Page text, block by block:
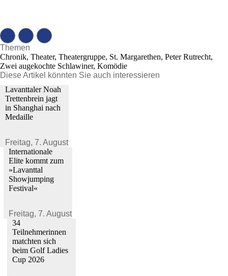
Themen
Chronik, Theater, Theatergruppe, St. Margarethen, Peter Rutrecht,
Zwei augekochte Schlawiner, Komödie
Diese Artikel könnten Sie auch interessieren
Lavanttaler Noah
Trettenbrein jagt
in Shanghai nach
Medaille
Freitag, 7. August 2026
Internationale
Elite kommt zum
»Lavanttal
Showjumping
Festival«
Freitag, 7. August 2026
34
Teilnehmerinnen
matchten sich
beim Golf Ladies
Cup 2026